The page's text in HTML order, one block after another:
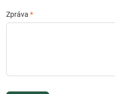
Zpráva *